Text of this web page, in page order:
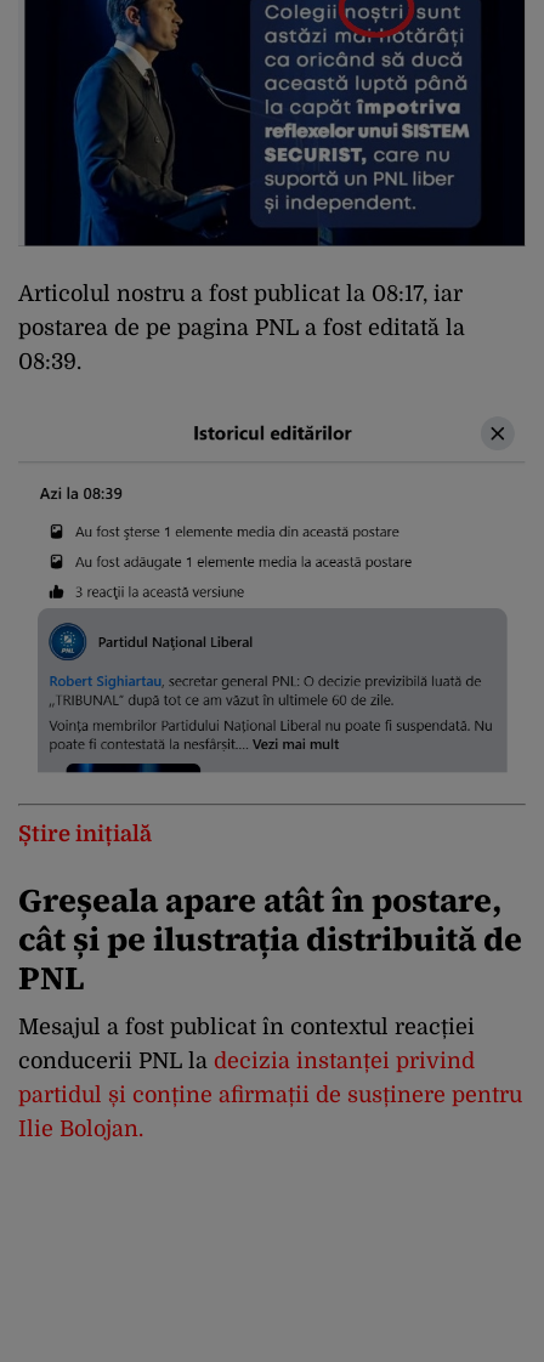
Articolul nostru a fost publicat la 08:17, iar
postarea de pe pagina PNL a fost editată la
08:39.
Știre inițială
Greșeala apare atât în postare,
cât și pe ilustrația distribuită de
PNL
Mesajul a fost publicat în contextul reacției
conducerii PNL la decizia instanței privind
partidul și conține afirmații de susținere pentru
Ilie Bolojan.